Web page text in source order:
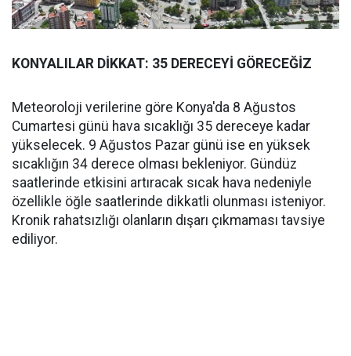
KONYALILAR DİKKAT: 35 DERECEYİ GÖRECEĞİZ
Meteoroloji verilerine göre Konya'da 8 Ağustos
Cumartesi günü hava sıcaklığı 35 dereceye kadar
yükselecek. 9 Ağustos Pazar günü ise en yüksek
sıcaklığın 34 derece olması bekleniyor. Gündüz
saatlerinde etkisini artıracak sıcak hava nedeniyle
özellikle öğle saatlerinde dikkatli olunması isteniyor.
Kronik rahatsızlığı olanların dışarı çıkmaması tavsiye
ediliyor.